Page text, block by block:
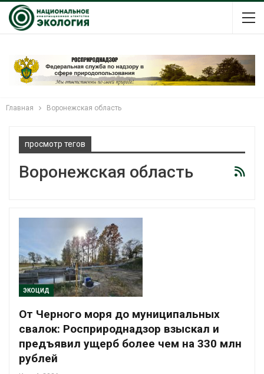
Главная Воронежская область
просмотр тегов
Воронежская область
ЭКОЦИД
От Черного моря до муниципальных
свалок: Росприроднадзор взыскал и
предъявил ущерб более чем на 330 млн
рублей